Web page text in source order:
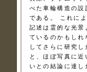
べた車輪構造の
である。 これに
記述は霊的な光
ているのかもし
してさらに研究
と、ほぼ写真に
いとの結論に達